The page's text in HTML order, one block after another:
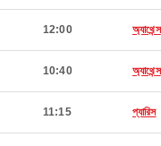
12:00 অ্যাথেন্স
10:40 অ্যাথেন্স
11:15 প্যারিস